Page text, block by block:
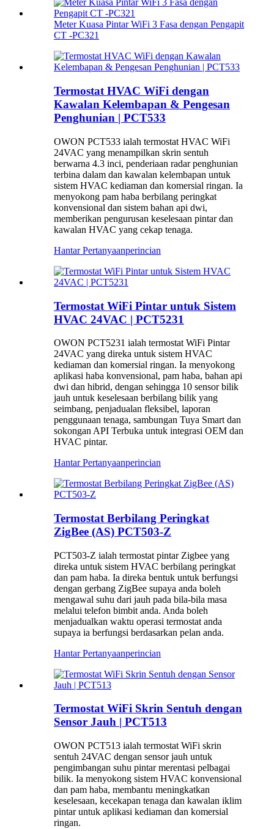
Meter Kuasa Pintar WiFi 3 Fasa dengan Pengapit
CT -PC321
Termostat HVAC WiFi dengan
Kawalan Kelembapan & Pengesan
Penghunian | PCT533
OWON PCT533 ialah termostat HVAC WiFi
24VAC yang menampilkan skrin sentuh
berwarna 4.3 inci, penderiaan radar penghunian
terbina dalam dan kawalan kelembapan untuk
sistem HVAC kediaman dan komersial ringan. Ia
menyokong pam haba berbilang peringkat
konvensional dan sistem bahan api dwi, ​​
memberikan pengurusan keselesaan pintar dan
kawalan HVAC yang cekap tenaga.
Hantar Pertanyaanperincian
Termostat WiFi Pintar untuk Sistem
HVAC 24VAC | PCT5231
OWON PCT5231 ialah termostat WiFi Pintar
24VAC yang direka untuk sistem HVAC
kediaman dan komersial ringan. Ia menyokong
aplikasi haba konvensional, pam haba, bahan api
dwi dan hibrid, dengan sehingga 10 sensor bilik
jauh untuk keselesaan berbilang bilik yang
seimbang, penjadualan fleksibel, laporan
penggunaan tenaga, sambungan Tuya Smart dan
sokongan API Terbuka untuk integrasi OEM dan
HVAC pintar.
Hantar Pertanyaanperincian
Termostat Berbilang Peringkat
ZigBee (AS) PCT503-Z
PCT503-Z ialah termostat pintar Zigbee yang
direka untuk sistem HVAC berbilang peringkat
dan pam haba. Ia direka bentuk untuk berfungsi
dengan gerbang ZigBee supaya anda boleh
mengawal suhu dari jauh pada bila-bila masa
melalui telefon bimbit anda. Anda boleh
menjadualkan waktu operasi termostat anda
supaya ia berfungsi berdasarkan pelan anda.
Hantar Pertanyaanperincian
Termostat WiFi Skrin Sentuh dengan
Sensor Jauh | PCT513
OWON PCT513 ialah termostat WiFi skrin
sentuh 24VAC dengan sensor jauh untuk
pengimbangan suhu pintar merentasi pelbagai
bilik. Ia menyokong sistem HVAC konvensional
dan pam haba, membantu meningkatkan
keselesaan, kecekapan tenaga dan kawalan iklim
pintar untuk aplikasi kediaman dan komersial
ringan.